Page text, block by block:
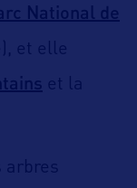
National de
et elle
et la
arbres